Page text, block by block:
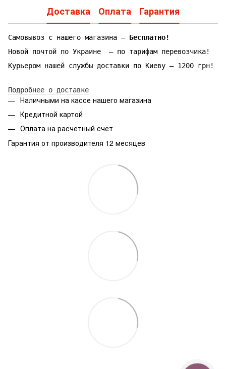
Доставка Оплата Гарантия
Самовывоз с нашего магазина — Бесплатно!
Новой почтой по Украине — по тарифам перевозчика!
Курьером нашей службы доставки по Киеву — 1200 грн!
Подробнее о доставке
Наличными на кассе нашего магазина
Кредитной картой
Оплата на расчетный счет
Гарантия от производителя 12 месяцев